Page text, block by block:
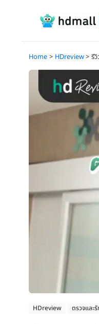
Home HDreview รี
HDreview ตรวจและ